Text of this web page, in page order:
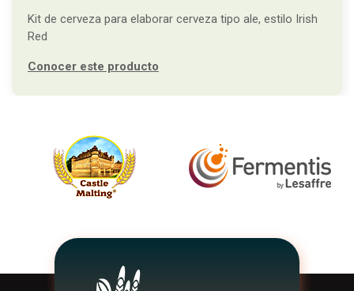
Kit de cerveza para elaborar cerveza tipo ale, estilo Irish
Red
Conocer este producto